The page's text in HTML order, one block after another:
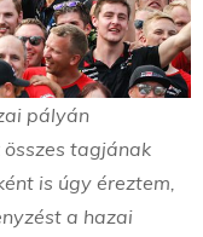
pályán
tagjának
is úgy éreztem,
a hazai